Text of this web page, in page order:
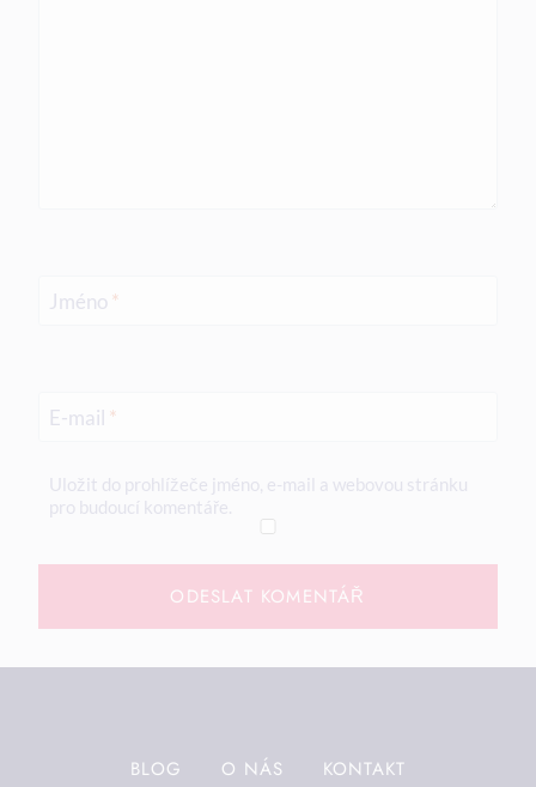
Jméno *
E-mail *
Uložit do prohlížeče jméno, e-mail a webovou stránku
pro budoucí komentáře.
BLOG O NÁS KONTAKT